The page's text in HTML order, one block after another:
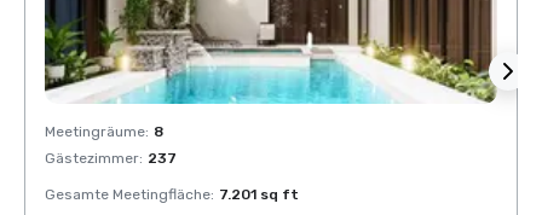
Meetingräume: 8
Gästezimmer: 237
Gesamte Meetingfläche: 7.201 sq ft